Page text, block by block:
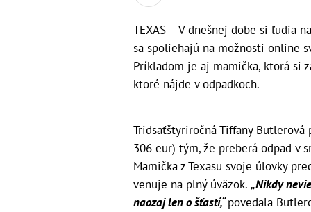
TEXAS – V dnešnej dobe si ľudia
sa spoliehajú na možnosti online
Príkladom je aj mamička, ktorá si
ktoré nájde v odpadkoch.
Tridsaťštyriročná Tiffany
306 eur) tým, že preberá odpad v
Mamička z Texasu svoje úlovky
venuje na plný úväzok. „Nikdy
naozaj len o šťastí,“povedala